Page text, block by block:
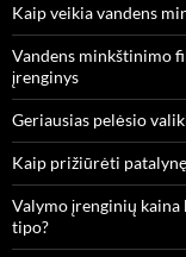
Kaip veikia vandens
Vandens minkštinimo
įrenginys
Geriausias pelėsio
Kaip prižiūrėti
Valymo įrenginių
tipo?